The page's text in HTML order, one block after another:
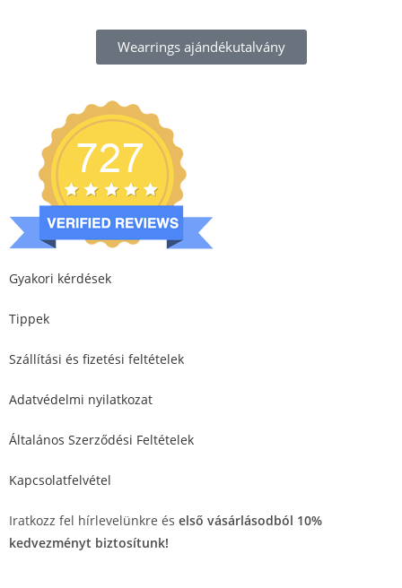
Wearrings ajándékutalvány
Gyakori kérdések
Tippek
Szállítási és fizetési feltételek
Adatvédelmi nyilatkozat
Általános Szerződési Feltételek
Kapcsolatfelvétel
Iratkozz fel hírlevelünkre és első vásárlásodból 10%
kedvezményt biztosítunk!